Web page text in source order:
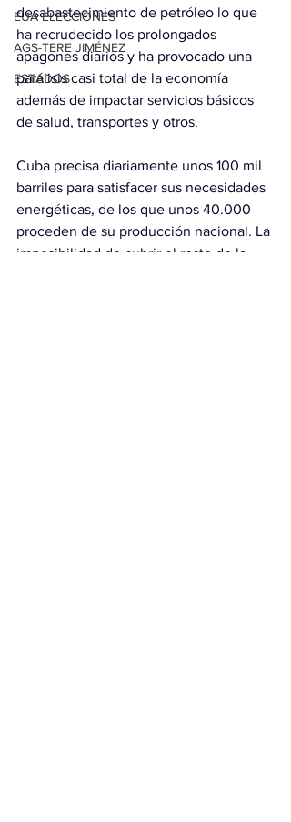
EUA ELECCIONES
AGS-TERE JIMÉNEZ
ESTADOS
desabastecimiento de petróleo lo que
ha recrudecido los prolongados
apagones diarios y ha provocado una
parálisis casi total de la economía
además de impactar servicios básicos
de salud, transportes y otros.
Cuba precisa diariamente unos 100 mil
barriles para satisfacer sus necesidades
energéticas, de los que unos 40.000
proceden de su producción nacional. La
imposibilidad de cubrir el resto de la